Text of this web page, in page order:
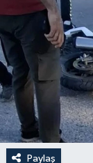
Paylaş
İLÇE
KÜLTÜR-
KSÜ
DÜNYA